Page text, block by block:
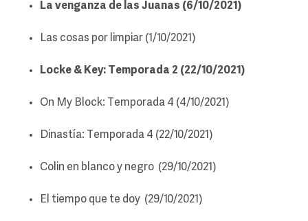
La venganza de las Juanas (6/10/2021)
Las cosas por limpiar (1/10/2021)
Locke & Key: Temporada 2 (22/10/2021)
On My Block: Temporada 4 (4/10/2021)
Dinastía: Temporada 4 (22/10/2021)
Colin en blanco y negro (29/10/2021)
El tiempo que te doy (29/10/2021)